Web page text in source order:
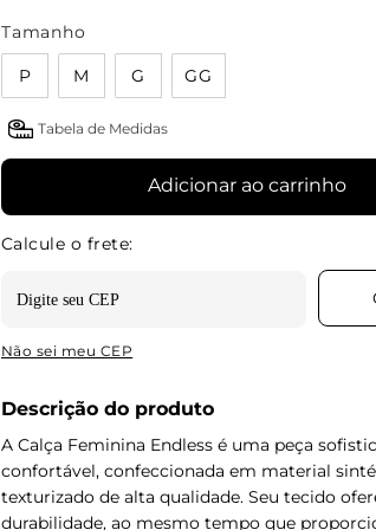
Tamanho
P M G GG
Tabela de Medidas
Adicionar ao carrinho
Não sei meu CEP
Descrição do produto
A Calça Feminina Endless é uma peça
confortável, confeccionada em material
texturizado de alta qualidade. Seu tecido
durabilidade, ao mesmo tempo que